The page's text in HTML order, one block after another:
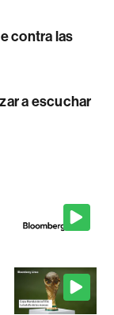
contra las
a escuchar